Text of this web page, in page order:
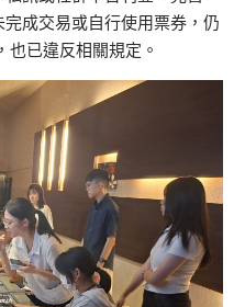
完成交易或自行使用票券，仍
也已違反相關規定。